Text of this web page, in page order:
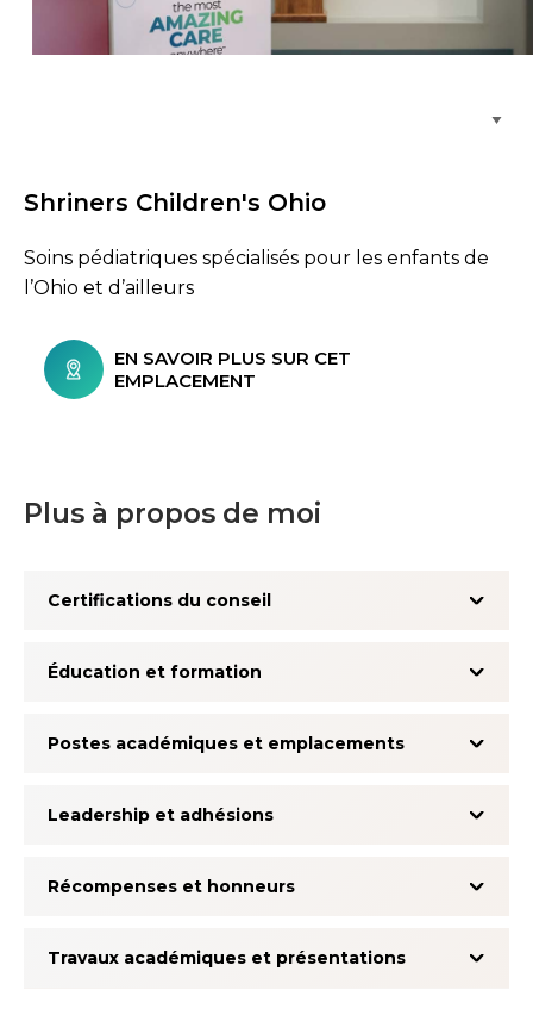
Shriners Children's Ohio
Soins pédiatriques spécialisés pour les enfants de
l’Ohio et d’ailleurs
EN SAVOIR PLUS SUR CET
EMPLACEMENT
Plus à propos de moi
Certifications du conseil
Éducation et formation
Postes académiques et emplacements
Leadership et adhésions
Récompenses et honneurs
Travaux académiques et présentations